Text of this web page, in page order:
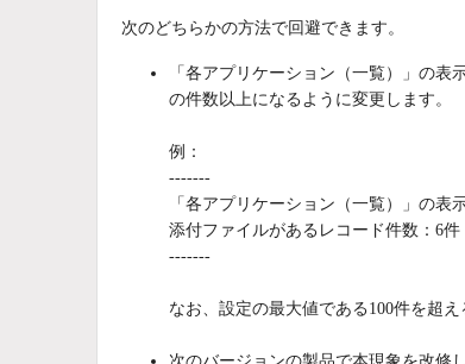
次のどちらかの方法で回避できます。
「各アプリケーション（一覧）」の
の件数以上になるように変更します。
例：
-------
「各アプリケーション（一覧）」の表
添付ファイルがあるレコード件数：6件
-------
なお、設定の最大値である100件を超